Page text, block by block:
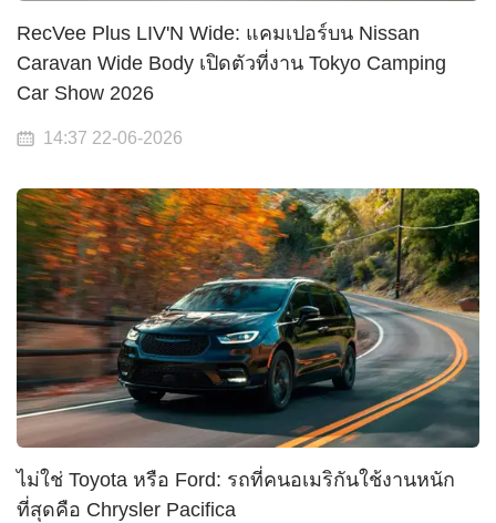
RecVee Plus LIV'N Wide: แคมเปอร์บน Nissan
Caravan Wide Body เปิดตัวที่งาน Tokyo Camping
Car Show 2026
14:37 22-06-2026
ไม่ใช่ Toyota หรือ Ford: รถที่คนอเมริกันใช้งานหนัก
ที่สุดคือ Chrysler Pacifica